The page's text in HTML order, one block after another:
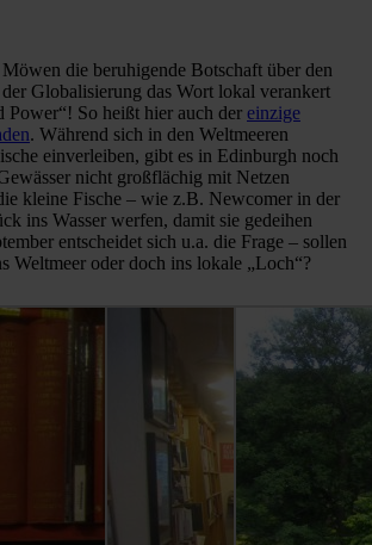
die beruhigende Botschaft über den
Globalisierung das Wort lokal verankert
Power“! So heißt hier auch der einzige
. Während sich in den Weltmeeren
einverleiben, gibt es in Edinburgh noch
nicht großflächig mit Netzen
kleine Fische – wie z.B. Newcomer in der
ins Wasser werfen, damit sie gedeihen
entscheidet sich u.a. die Frage – sollen
Weltmeer oder doch ins lokale „Loch“?